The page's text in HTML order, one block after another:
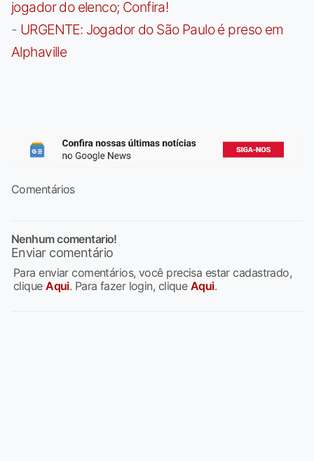
jogador do elenco; Confira!
- URGENTE: Jogador do São Paulo é preso em
Alphaville
Comentários
Nenhum comentario!
Enviar comentário
Para enviar comentários, você precisa estar cadastrado,
cliqueAqui. Para fazer login, clique Aqui.